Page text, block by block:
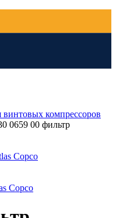
винтовых компрессоров
0659 00 фильтр
Copco
Copco